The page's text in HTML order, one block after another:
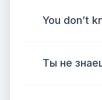
You don’t
Ты не